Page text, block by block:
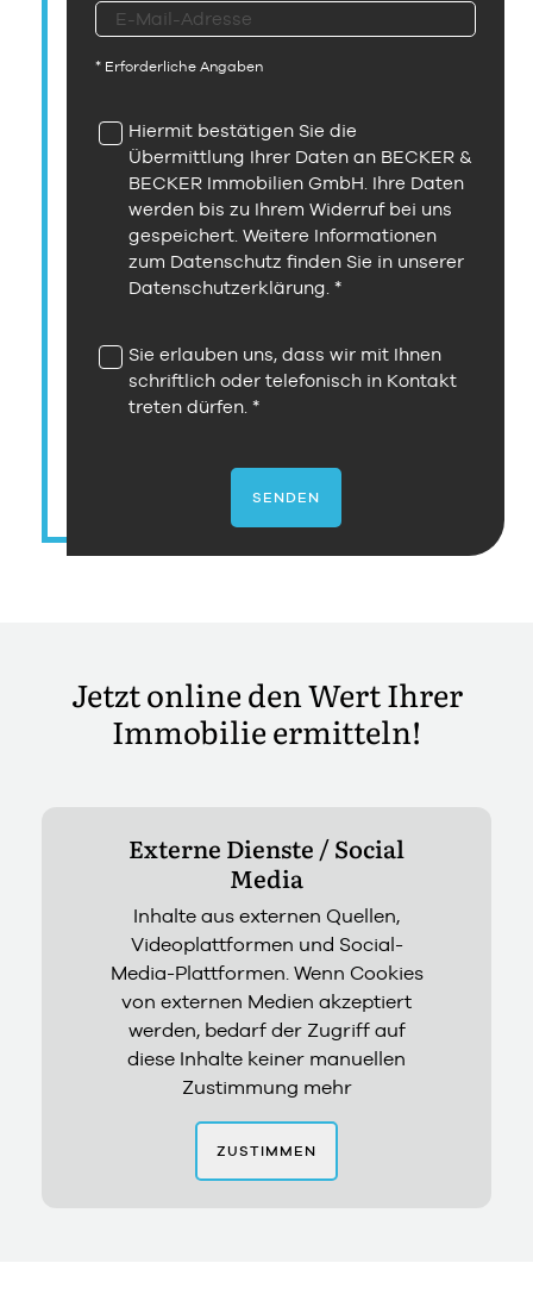
* Erforderliche Angaben
Hiermit bestätigen Sie die
Übermittlung Ihrer Daten an BECKER &
BECKER Immobilien GmbH. Ihre Daten
werden bis zu Ihrem Widerruf bei uns
gespeichert. Weitere Informationen
zum Datenschutz finden Sie in unserer
Datenschutzerklärung
Sie erlauben uns, dass wir mit Ihnen
schriftlich oder telefonisch in Kontakt
treten dürfen.
SENDEN
Jetzt online den Wert Ihrer
Immobilie ermitteln!
Externe Dienste / Social
Media
Inhalte aus externen Quellen,
Videoplattformen und Social-
Media-Plattformen. Wenn Cookies
von externen Medien akzeptiert
werden, bedarf der Zugriff auf
diese Inhalte keiner manuellen
Zustimmung mehr
ZUSTIMMEN